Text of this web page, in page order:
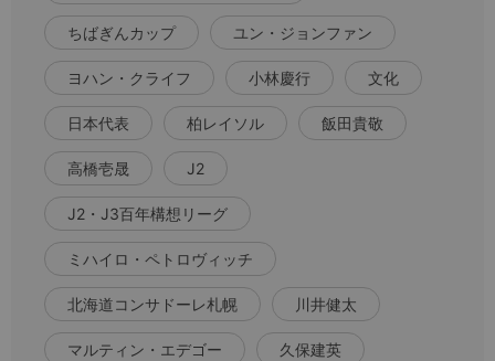
ちばぎんカップ ユン・ジョンファン
ヨハン・クライフ 小林慶行 文化
日本代表 柏レイソル 飯田貴敬
高橋壱晟 J2
J2・J3百年構想リーグ
ミハイロ・ペトロヴィッチ
北海道コンサドーレ札幌 川井健太
マルティン・エデゴー 久保建英